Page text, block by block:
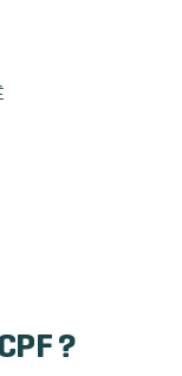
?